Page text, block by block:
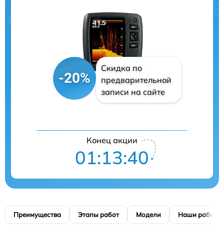
-20%
Скидка по
предварительной
записи на сайте
Конец акции
01:13:39
Преимущества Этапы работ Модели Наши работы